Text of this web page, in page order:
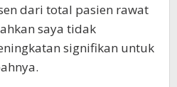
dari total pasien rawat
saya tidak
signifikan untuk